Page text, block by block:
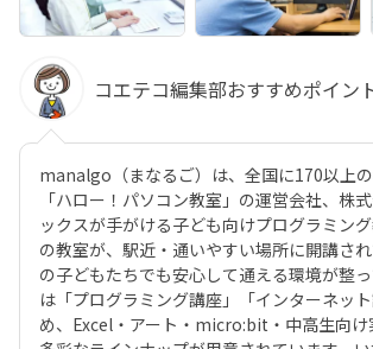
コエテコ編集部おすすめポイン
manalgo（まなるご）は、全国に170以上
「ハロー！パソコン教室」の運営会社、株
ックスが手がける子ども向けプログラミン
の教室が、駅近・通いやすい場所に開講さ
の子どもたちでも安心して通える環境が整
は「プログラミング講座」「インターネッ
め、Excel・アート・micro:bit・中高生向け